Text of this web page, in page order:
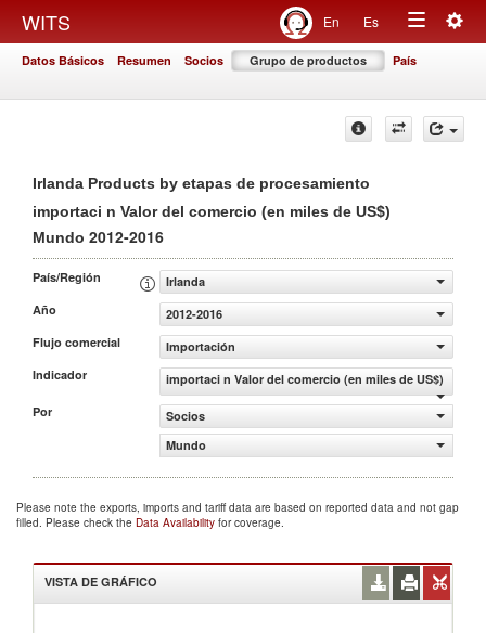
WITS En Es
Toggle
Datos Básicos Resumen Socios Grupo de productos País
Irlanda Products by etapas de procesamiento
importaci n Valor del comercio (en miles de US$)
Mundo 2012-2016
País/Región
Irlanda
Año
2012-2016
Flujo comercial
Importación
Indicador
importaci n Valor del comercio (en miles de US$)
Por
Socios
Mundo
Please note the exports, imports and tariff data are based on reported data and not gap
filled. Please check the Data Availability for coverage.
VISTA DE GRÁFICO